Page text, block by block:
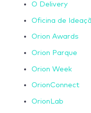
O Delivery
Oficina de
Orion Awards
Orion Parque
Orion Week
OrionConnect
OrionLab